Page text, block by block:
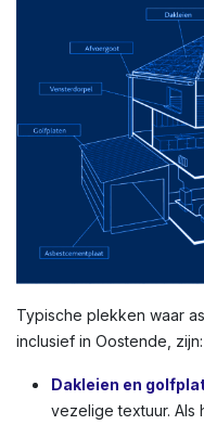
Typische plekken waar
inclusief in Oostende, zijn:
Dakleien en
vezelige textuur. Als